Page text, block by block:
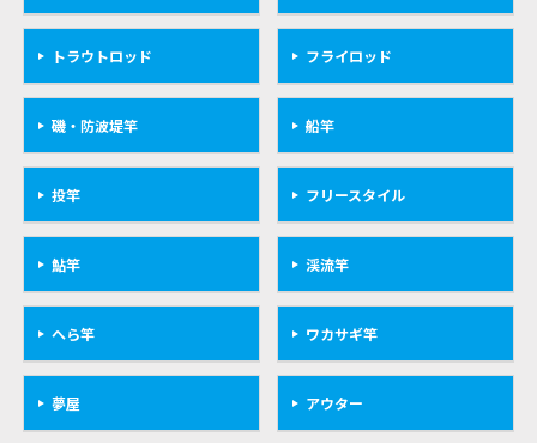
トラウトロッド フライロッド
磯・防波堤竿 船竿
投竿 フリースタイル
鮎竿 渓流竿
へら竿 ワカサギ竿
夢屋 アウター